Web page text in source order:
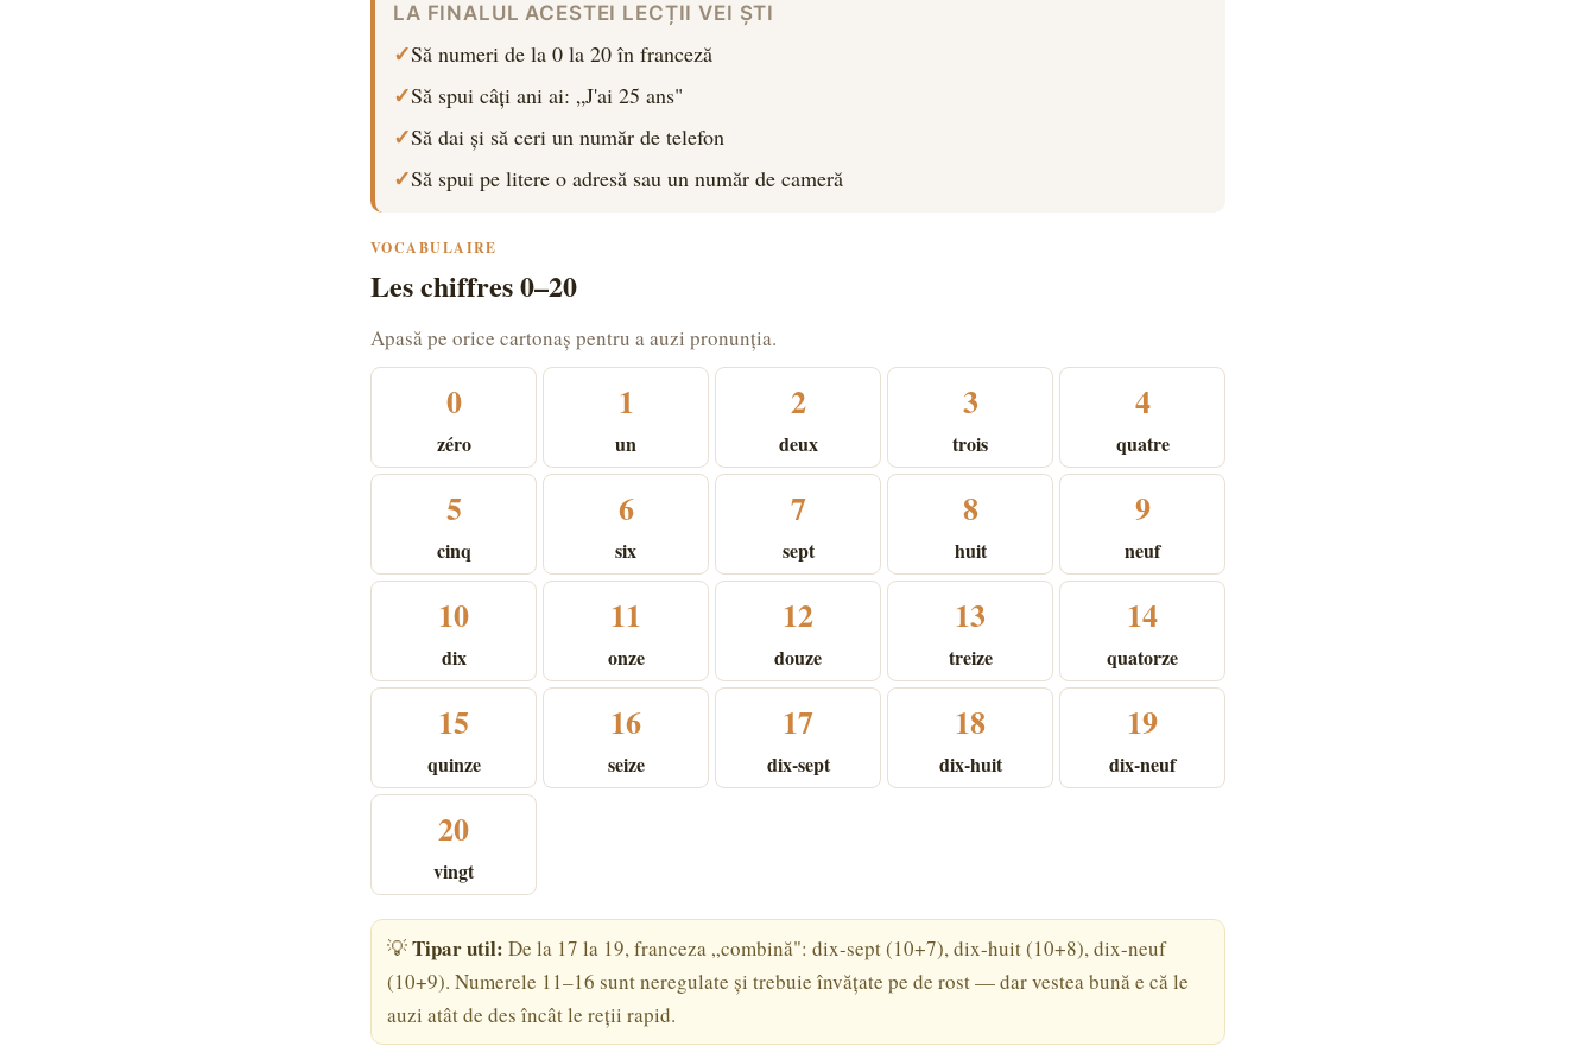
LA FINALUL ACESTEI LECȚII VEI ȘTI
Să numeri de la 0 la 20 în franceză
Să spui câți ani ai: „J'ai 25 ans"
Să dai și să ceri un număr de telefon
Să spui pe litere o adresă sau un număr de cameră
VOCABULAIRE
Les chiffres 0–20
Apasă pe orice cartonaș pentru a auzi pronunția.
0
zéro
1
un
2
deux
3
trois
4
quatre
5
cinq
6
six
7
sept
8
huit
9
neuf
10
dix
11
onze
12
douze
13
treize
14
quatorze
15
quinze
16
seize
17
dix-sept
18
dix-huit
19
dix-neuf
20
vingt
💡Tipar util: De la 17 la 19, franceza „combină": dix-sept (10+7), dix-huit (10+8), dix-neuf
(10+9). Numerele 11–16 sunt neregulate și trebuie învățate pe de rost — dar vestea bună e că le
auzi atât de des încât le reții rapid.